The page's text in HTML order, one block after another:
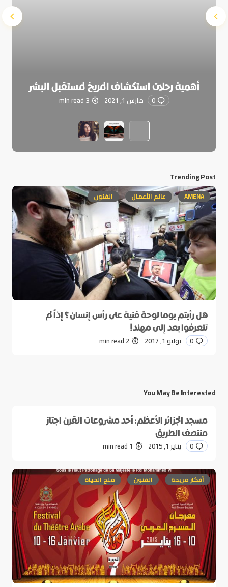
أهمية رحلات استكشاف المريخ لمستقبل البشر
0 مارس 1, 2021 3 min read
Trending Post
AMENA عالم الأعمال الفنون
هل رأيتم يوما لوحة فنية على رأس إنسان؟ إذاً لم
تتعرفوا بعد إلى مهند!
0 يوليو 1, 2017 2 min read
You May Be Interested
مسجد الجزائر الأعظم: أحد مشروعات القرن اجتاز
منتصف الطريق
0 يناير 1, 2015 1 min read
أفكار مريحة الفنون ملح الحياة